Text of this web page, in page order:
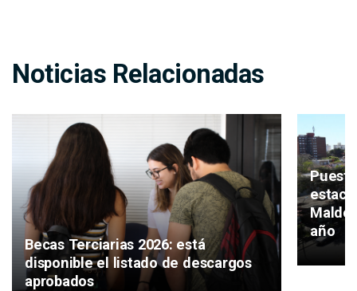
Noticias Relacionadas
Becas Terciarias 2026: está
disponible el listado de descargos
aprobados
año